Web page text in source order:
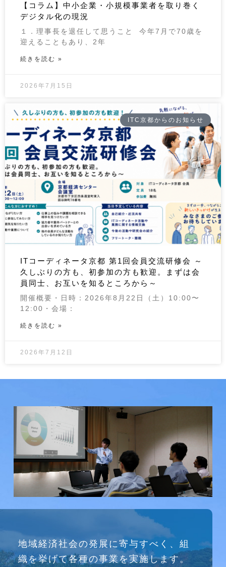
【コラム】中小企業・小規模事業者を取り巻く
デジタル化の現況
１．理事長を退任して思うこと 今年7月で70歳を
迎えることもあり、2年
続きを読む »
2026年7月15日
ITC京都からのお知らせ
ITコーディネータ京都 第1回会員交流研修会 ～
久しぶりの方も、初参加の方も歓迎。まずは会
員同士、お互いを知るところから～
開催概要・日時：2026年8月22日（土）10:00〜
12:00・会場：
続きを読む »
2026年7月12日
介護ソリューション研究会、WEB/SNS研究会を
行っています
地域経済社会の発展に寄与すべく、組
織を挙げて各種の事業を実施します。